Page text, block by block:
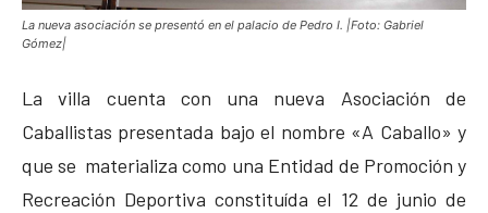
La nueva asociación se presentó en el palacio de Pedro I. |Foto: Gabriel
Gómez|
La villa cuenta con una nueva Asociación de
Caballistas presentada bajo el nombre «A Caballo» y
que se materializa como una Entidad de Promoción y
Recreación Deportiva constituída el 12 de junio de